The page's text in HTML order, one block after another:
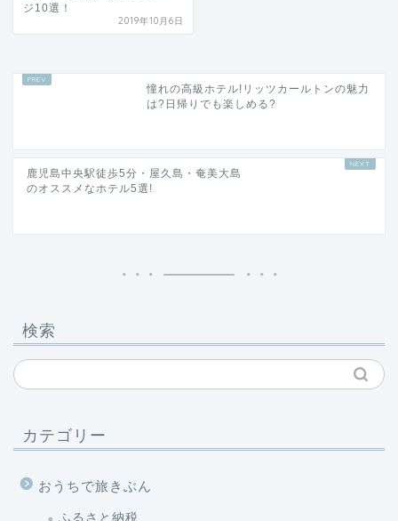
ジ10選！
2019年10月6日
憧れの高級ホテル!リッツカールトンの魅力
は?日帰りでも楽しめる?
鹿児島中央駅徒歩5分・屋久島・奄美大島
のオススメなホテル5選!
検索
カテゴリー
おうちで旅きぶん
ふるさと納税